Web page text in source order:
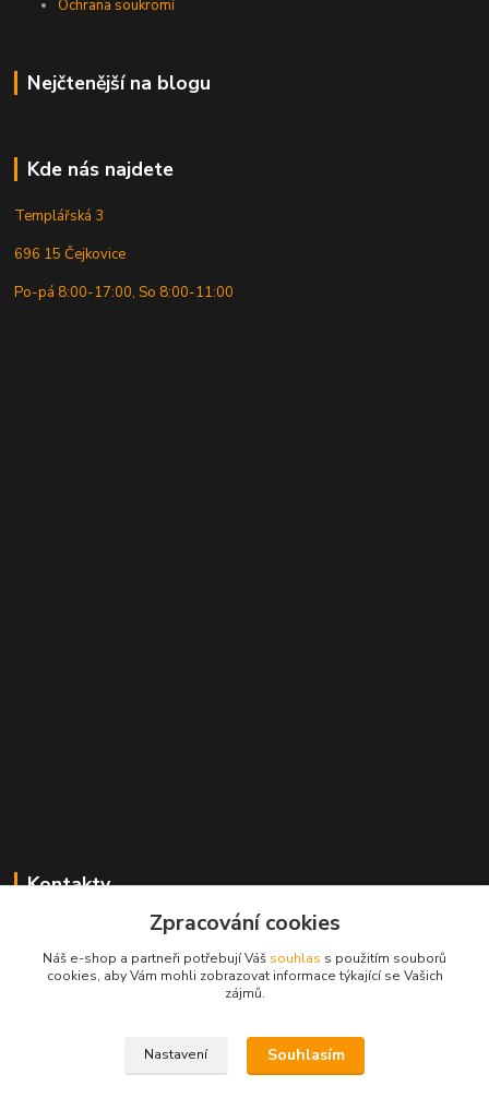
Ochrana soukromí
Nejčtenější na blogu
Kde nás najdete
Templářská 3
696 15 Čejkovice
Po-pá 8:00-17:00, So 8:00-11:00
Kontakty
+420 723 828 116
Po-Pá 8:00-17:00 hod., So 8:00-11:00 hod.
Zpracování cookies
Náš e-shop a partneři potřebují Váš souhlas s použitím souborů
cookies, aby Vám mohli zobrazovat informace týkající se Vašich
zájmů.
Nastavení Souhlasím